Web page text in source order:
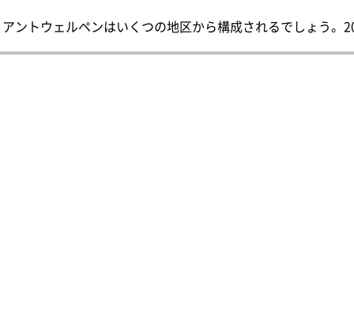
アントウェルペンはいくつの地区から構成されるでしょう。